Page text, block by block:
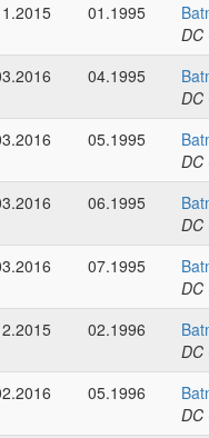
01.1995
DC
04.1995
DC
05.1995
DC
06.1995
DC
07.1995
DC
02.1996
DC
05.1996
DC